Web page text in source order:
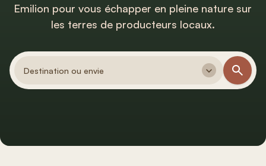
Emilion pour vous échapper en pleine nature sur
les terres de producteurs locaux.
Destination ou envie